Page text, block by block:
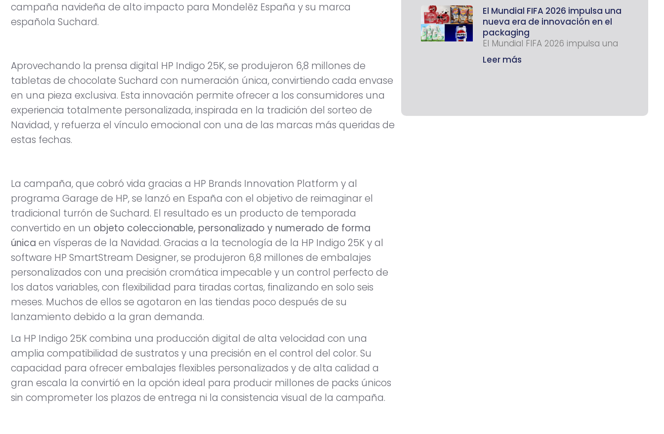
campaña navideña de alto impacto para Mondelēz España y su marca
española Suchard.
Aprovechando la prensa digital HP Indigo 25K, se produjeron 6,8 millones de
tabletas de chocolate Suchard con numeración única, convirtiendo cada envase
en una pieza exclusiva. Esta innovación permite ofrecer a los consumidores una
experiencia totalmente personalizada, inspirada en la tradición del sorteo de
Navidad, y refuerza el vínculo emocional con una de las marcas más queridas de
estas fechas.
La campaña, que cobró vida gracias a HP Brands Innovation Platform y al
programa Garage de HP, se lanzó en España con el objetivo de reimaginar el
tradicional turrón de Suchard. El resultado es un producto de temporada
convertido en un objeto coleccionable, personalizado y numerado de forma
única en vísperas de la Navidad. Gracias a la tecnología de la HP Indigo 25K y al
software HP SmartStream Designer, se produjeron 6,8 millones de embalajes
personalizados con una precisión cromática impecable y un control perfecto de
los datos variables, con flexibilidad para tiradas cortas, finalizando en solo seis
meses. Muchos de ellos se agotaron en las tiendas poco después de su
lanzamiento debido a la gran demanda.
La HP Indigo 25K combina una producción digital de alta velocidad con una
amplia compatibilidad de sustratos y una precisión en el control del color. Su
capacidad para ofrecer embalajes flexibles personalizados y de alta calidad a
gran escala la convirtió en la opción ideal para producir millones de packs únicos
sin comprometer los plazos de entrega ni la consistencia visual de la campaña.
El Mundial FIFA 2026 impulsa una
nueva era de innovación en el
packaging
El Mundial FIFA 2026 impulsa una
Leer más